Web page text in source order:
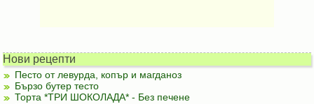
Нови рецепти
Песто от левурда, копър и магданоз
Бързо бутер тесто
Торта *ТРИ ШОКОЛАДА* - Без печене